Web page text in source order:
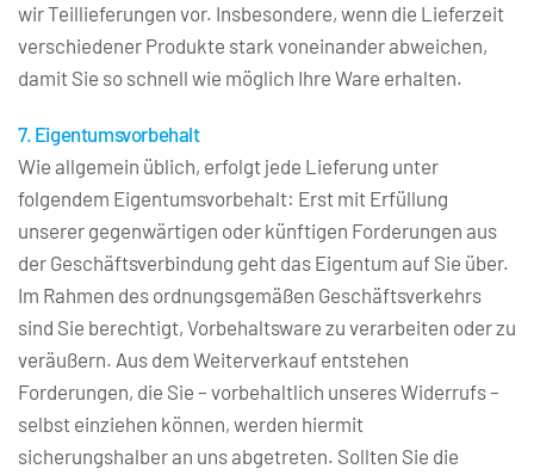
wir Teillieferungen vor. Insbesondere, wenn die Lieferzeit
verschiedener Produkte stark voneinander abweichen,
damit Sie so schnell wie möglich Ihre Ware erhalten.
7. Eigentumsvorbehalt
Wie allgemein üblich, erfolgt jede Lieferung unter
folgendem Eigentumsvorbehalt: Erst mit Erfüllung
unserer gegenwärtigen oder künftigen Forderungen aus
der Geschäftsverbindung geht das Eigentum auf Sie über.
Im Rahmen des ordnungsgemäßen Geschäftsverkehrs
sind Sie berechtigt, Vorbehaltsware zu verarbeiten oder zu
veräußern. Aus dem Weiterverkauf entstehen
Forderungen, die Sie – vorbehaltlich unseres Widerrufs –
selbst einziehen können, werden hiermit
sicherungshalber an uns abgetreten. Sollten Sie die